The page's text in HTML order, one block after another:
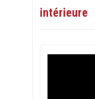
intérieure